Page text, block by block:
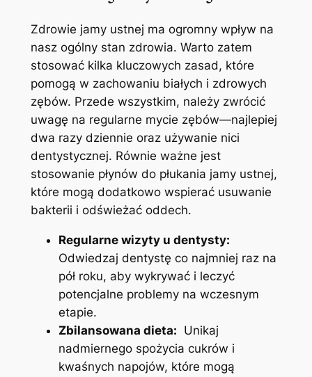
Zdrowie jamy ustnej ma‌ ogromny ‍wpływ na
nasz ogólny ⁢stan zdrowia. Warto‍ zatem
stosować⁤ kilka kluczowych zasad, które ​
pomogą‌ w zachowaniu białych i​ zdrowych
zębów. Przede wszystkim, należy zwrócić⁢
uwagę na​ regularne mycie zębów—najlepiej⁤
dwa⁤ razy dziennie oraz używanie nici
dentystycznej. Równie ważne jest
‍stosowanie płynów ⁢do płukania jamy⁤ ustnej,⁣
które ‌mogą dodatkowo ⁢wspierać usuwanie
bakterii​ i ‍odświeżać oddech.
Regularne wizyty u ‌dentysty:
Odwiedzaj⁣ dentystę co najmniej⁣ raz na
pół roku, aby wykrywać i leczyć
potencjalne problemy na ‍wczesnym
etapie.
Zbilansowana ‌dieta: ​ Unikaj
‌nadmiernego spożycia ‍cukrów i
kwaśnych napojów, które mogą⁣